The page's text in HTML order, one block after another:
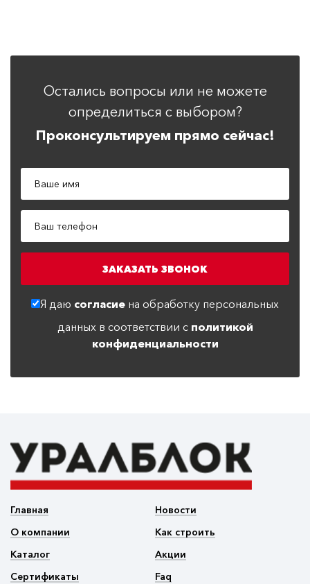
Остались вопросы или не можете
определиться с выбором?
Проконсультируем прямо сейчас!
Я даю согласие на обработку персональных
данных в соответствии с политикой
конфиденциальности
Главная
О компании
Каталог
Сертификаты
Новости
Как строить
Акции
Faq